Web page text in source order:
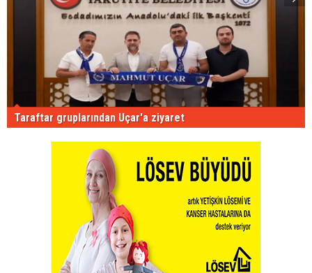
Taraftar gruplarından Uçar'a ziyaret